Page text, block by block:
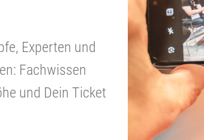
Experten und
Fachwissen
und Dein Ticket